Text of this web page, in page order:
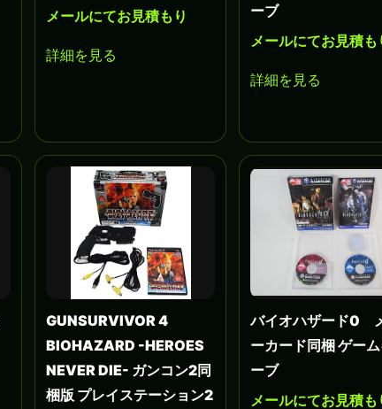
メールにてお見積もり
詳細を見る
ーブ
メールにてお見積も
詳細を見る
GUNSURVIVOR 4
BIOHAZARD -HEROES
NEVER DIE- ガンコン2同
梱版 プレイステーション2
バイオハザード0
ーカード同梱 ゲー
ーブ
メールにてお見積も